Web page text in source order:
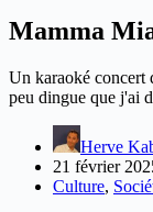
Mamma
Un karaoké concert
peu dingue que j'ai
Herve
21 février
Culture,